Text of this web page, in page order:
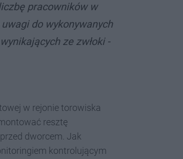
pracowników w
do wykonywanych
ze zwłoki -
w rejonie torowiska
resztę
dworcem. Jak
kontrolującym